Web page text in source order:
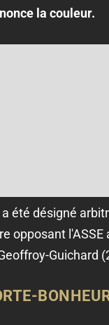
la couleur.
été désigné
opposant l'ASSE
Guichard